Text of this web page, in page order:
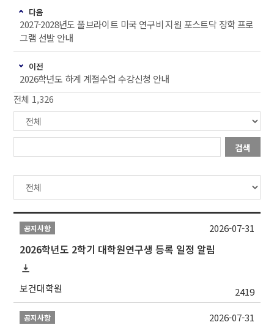
다음
2027-2028년도 풀브라이트 미국 연구비 지원 포스트닥 장학 프로
그램 선발 안내
이전
2026학년도 하계 계절수업 수강신청 안내
전체 1,326
검색
공지사항
2026학년도 2학기 대학원연구생 등록 일정 알림
보건대학원 2419
2026-07-31
공지사항 2026-07-31